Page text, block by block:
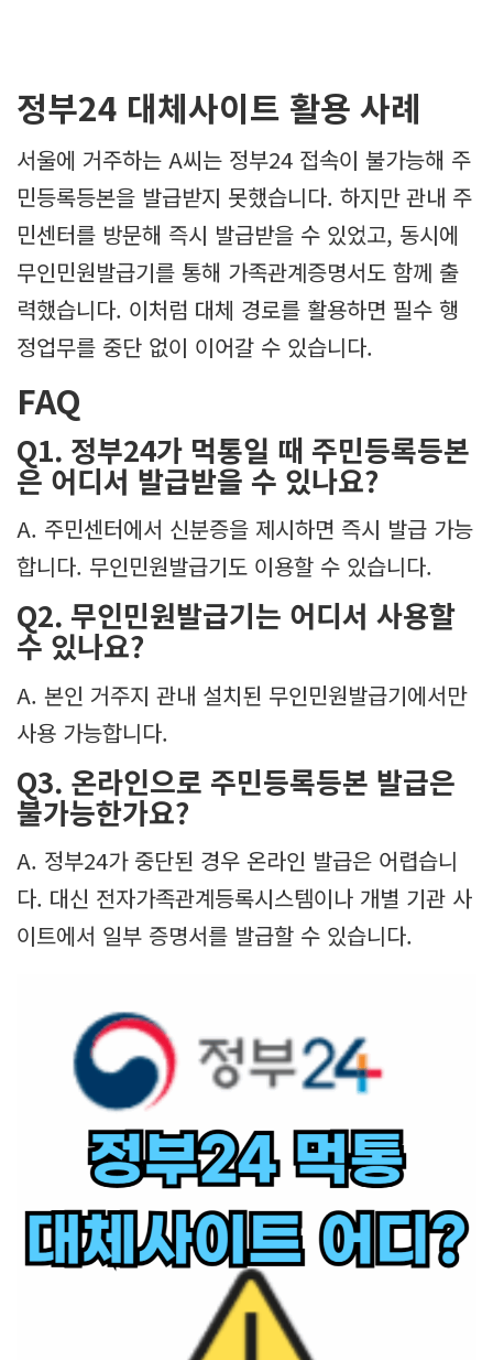
정부24 대체사이트 활용 사례
서울에 거주하는 A씨는 정부24 접속이 불가능해 주
민등록등본을 발급받지 못했습니다. 하지만 관내 주
민센터를 방문해 즉시 발급받을 수 있었고, 동시에
무인민원발급기를 통해 가족관계증명서도 함께 출
력했습니다. 이처럼 대체 경로를 활용하면 필수 행
정업무를 중단 없이 이어갈 수 있습니다.
FAQ
Q1. 정부24가 먹통일 때 주민등록등본
은 어디서 발급받을 수 있나요?
A. 주민센터에서 신분증을 제시하면 즉시 발급 가능
합니다. 무인민원발급기도 이용할 수 있습니다.
Q2. 무인민원발급기는 어디서 사용할
수 있나요?
A. 본인 거주지 관내 설치된 무인민원발급기에서만
사용 가능합니다.
Q3. 온라인으로 주민등록등본 발급은
불가능한가요?
A. 정부24가 중단된 경우 온라인 발급은 어렵습니
다. 대신 전자가족관계등록시스템이나 개별 기관 사
이트에서 일부 증명서를 발급할 수 있습니다.